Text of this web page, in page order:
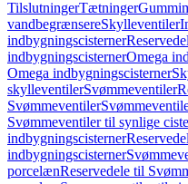
TilslutningerTætninger
vandbegrænsereSkylleventiler
indbygningscisterner
indbygningscisternerOmega
Omega indbygningscisterner
skylleventilerSvømmeventiler
Svømmeventiler
Svømmeventiler til synlige
indbygningscisterner
indbygningscisterner
porcelænReservedele til